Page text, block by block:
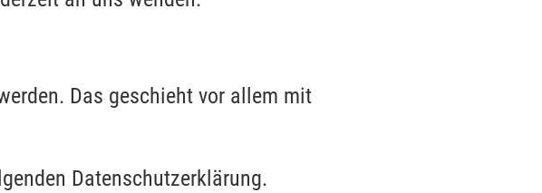
Das geschieht vor allem mit
Datenschutzerklärung.